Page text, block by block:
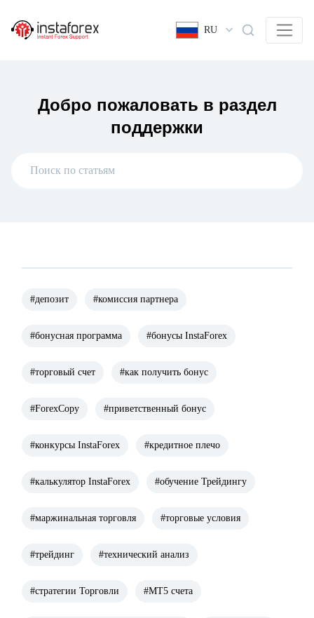
RU
Добро пожаловать в раздел
поддержки
#депозит #комиссия партнера
#бонусная программа #бонусы InstaForex
#торговый счет #как получить бонус
#ForexCopy #приветственный бонус
#конкурсы InstaForex #кредитное плечо
#калькулятор InstaForex #обучение Трейдингу
#маржинальная торговля #торговые условия
#трейдинг #технический анализ
#стратегии Торговли #МТ5 счета